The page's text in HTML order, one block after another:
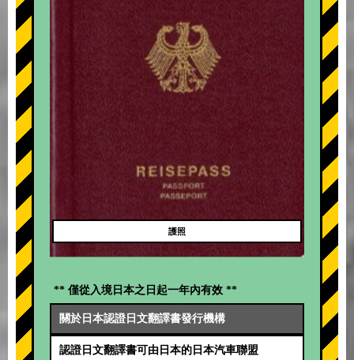
護照
** 僅從入境日本之日起一年內有效 **
關於日本認證日文翻譯書發行機構
認證日文翻譯書可由日本的日本汽車聯盟